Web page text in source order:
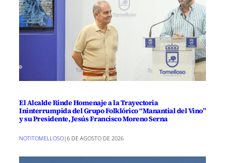
El Alcalde Rinde Homenaje a la Trayectoria
Ininterrumpida del Grupo Folklórico “Manantial del Vino”
y su Presidente, Jesús Francisco Moreno Serna
NOTITOMELLOSO|6 DE AGOSTO DE 2026